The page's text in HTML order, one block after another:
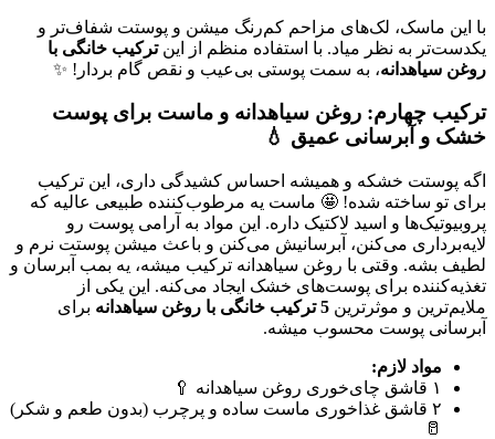
با این ماسک، لک‌های مزاحم کم‌رنگ میشن و پوستت شفاف‌تر و
یکدست‌تر به نظر میاد. با استفاده منظم از اینترکیب خانگی با
روغن سیاهدانه، به سمت پوستی بی‌عیب و نقص گام بردار! ✨
ترکیب چهارم: روغن سیاهدانه و ماست برای پوست
خشک و آبرسانی عمیق 💧
اگه پوستت خشکه و همیشه احساس کشیدگی داری، این ترکیب
برای تو ساخته شده! 🤩 ماست یه مرطوب‌کننده طبیعی عالیه که
پروبیوتیک‌ها و اسید لاکتیک داره. این مواد به آرامی پوست رو
لایه‌برداری می‌کنن، آبرسانیش می‌کنن و باعث میشن پوستت نرم و
لطیف بشه. وقتی با روغن سیاهدانه ترکیب میشه، یه بمب آبرسان و
تغذیه‌کننده برای پوست‌های خشک ایجاد می‌کنه. این یکی از
ملایم‌ترین و موثرترین 5 ترکیب خانگی با روغن سیاهدانه
برای
آبرسانی پوست محسوب میشه.
مواد لازم:
۱ قاشق چای‌خوری روغن سیاهدانه 🥄
۲ قاشق غذاخوری ماست ساده و پرچرب (بدون طعم و شکر)
🥛